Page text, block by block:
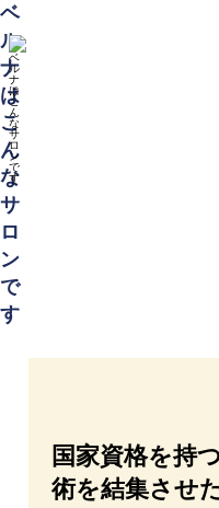
ベ
ル
ナ
は
こ
ん
な
サ
ロ
ン
で
す
国家資格を持
術を結集させ